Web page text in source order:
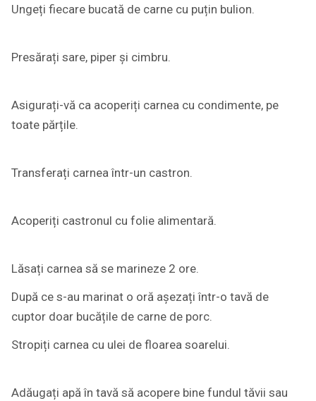
Ungeți fiecare bucată de carne cu puțin bulion.
Presărați sare, piper și cimbru.
Asigurați-vă ca acoperiți carnea cu condimente, pe
toate părțile.
Transferați carnea într-un castron.
Acoperiți castronul cu folie alimentară.
Lăsați carnea să se marineze 2 ore.
După ce s-au marinat o oră așezați într-o tavă de
cuptor doar bucățile de carne de porc.
Stropiți carnea cu ulei de floarea soarelui.
Adăugați apă în tavă să acopere bine fundul tăvii sau